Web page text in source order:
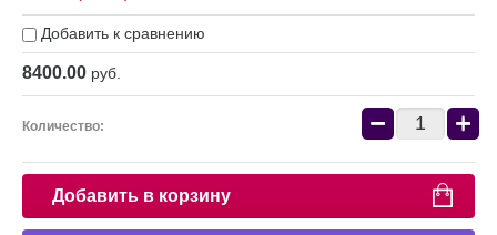
Добавить к сравнению
8400.00 руб.
Количество: − +
Добавить в корзину